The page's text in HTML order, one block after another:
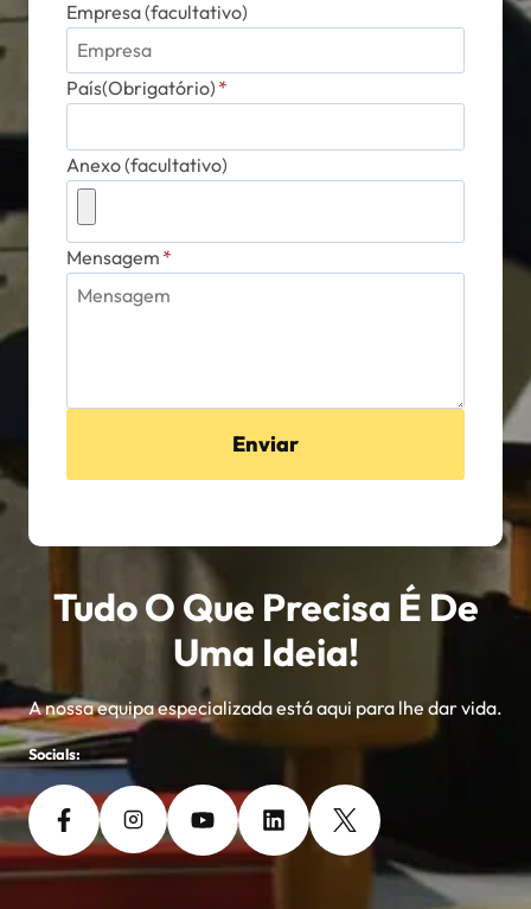
Empresa (facultativo)
País(Obrigatório) *
Anexo (facultativo)
Mensagem *
Enviar
Tudo O Que Precisa É De
Uma Ideia!
A nossa equipa especializada está aqui para lhe dar vida.
Socials: